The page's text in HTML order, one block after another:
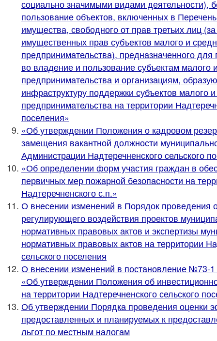
социально значимыми видами деятельности),
пользование объектов, включенных в
имущества, свободного от прав третьих лиц
имущественных прав субъектов малого и
предпринимательства), предназначенного для
во владение и пользование субъектам малого
предпринимательства и организациям,
инфраструктуру поддержки субъектов малого
предпринимательства на территории
поселения»
«Об утверждении Положения о кадровом
замещения вакантной должности
Администрации Надтеречненского сельского
«Об определении форм участия граждан в
первичных мер пожарной безопасности на
Надтеречненского с.п.»
О внесении изменений в Порядок проведения
регулирующего воздействия проектов
нормативных правовых актов и экспертизы
нормативных правовых актов на территории
сельского поселения
О внесении изменений в постановление №73-1
«Об утверждении Положения об
на территории Надтеречненского сельского
Об утверждении Порядка проведения оценки
предоставленных и планируемых к
льгот по местным налогам